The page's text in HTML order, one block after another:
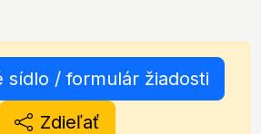
sídlo / formulár žiadosti
Zdieľať